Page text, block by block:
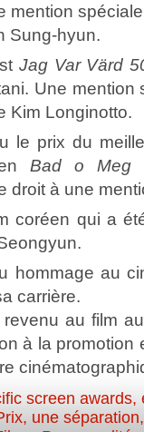
mention
Sung-hyun.
Jag Var Värd
Une mention
Kim Longinotto.
le prix du
Bad o Meg
droit à une
coréen qui a
hommage au
carrière.
au film
à la promotion
screen awards,
, une séparation